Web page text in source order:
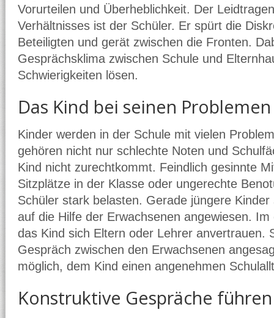
Vorurteilen und Überheblichkeit. Der
Verhältnisses ist der Schüler. Er spürt die
Beteiligten und gerät zwischen die Fronten.
Gesprächsklima zwischen Schule und
Schwierigkeiten lösen.
Das Kind bei seinen
Kinder werden in der Schule mit vielen
gehören nicht nur schlechte Noten und
Kind nicht zurechtkommt. Feindlich gesinnte
Sitzplätze in der Klasse oder ungerechte
Schüler stark belasten. Gerade jüngere
auf die Hilfe der Erwachsenen angewiesen.
das Kind sich Eltern oder Lehrer anvertrauen.
Gespräch zwischen den Erwachsenen
möglich, dem Kind einen angenehmen
Konstruktive Gespräche führen